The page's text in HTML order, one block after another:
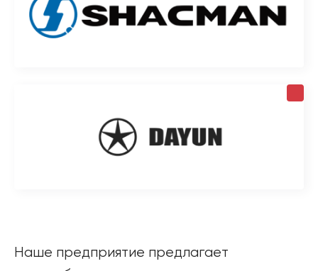
Наше предприятие предлагает